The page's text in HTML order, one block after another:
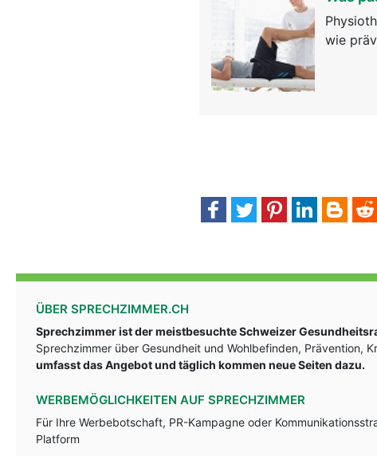
wie
ÜBER SPRECHZIMMER.CH
Sprechzimmer ist der meistbesuchte Schweizer
Sprechzimmer über Gesundheit und Wohlbefinden, Prävention,
umfasst das Angebot und täglich kommen neue Seiten dazu.
WERBEMÖGLICHKEITEN AUF SPRECHZIMMER
Für Ihre Werbebotschaft, PR-Kampagne oder
Platform